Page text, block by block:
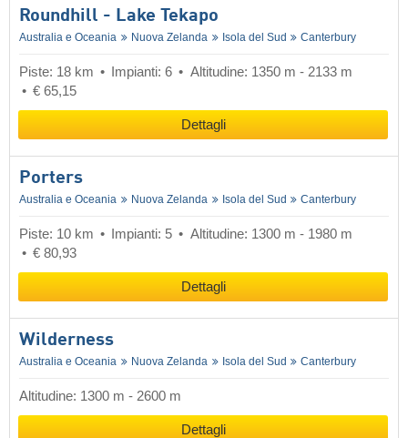
Roundhill - Lake Tekapo
Australia e Oceania Nuova Zelanda Isola del Sud Canterbury
Piste: 18 km Impianti: 6
Altitudine: 1350 m - 2133 m
€ 65,15
Dettagli
Porters
Australia e Oceania Nuova Zelanda Isola del Sud Canterbury
Piste: 10 km Impianti: 5
Altitudine: 1300 m - 1980 m
€ 80,93
Dettagli
Wilderness
Australia e Oceania Nuova Zelanda Isola del Sud Canterbury
Altitudine: 1300 m - 2600 m
Dettagli